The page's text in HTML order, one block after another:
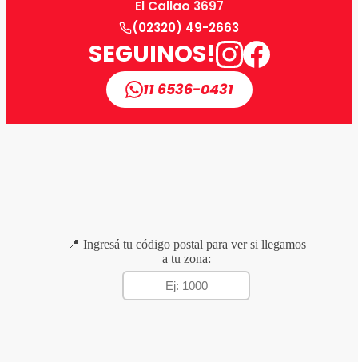
El Callao 3697
(02320) 49-2663
SEGUINOS!
11 6536-0431
📍 Ingresá tu código postal para ver si llegamos
a tu zona: